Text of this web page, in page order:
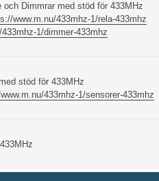
och Dimmrar med stöd för 433MHz
www.m.nu/433mhz-1/rela-433mhz
1/dimmer-433mhz
stöd för 433MHz
433mhz-1/sensorer-433mhz